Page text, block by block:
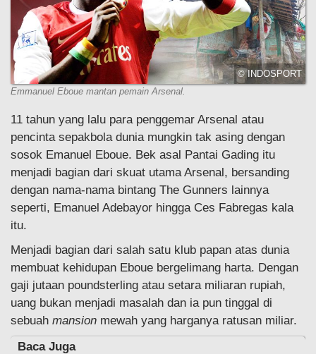
© INDOSPORT
Emmanuel Eboue mantan pemain Arsenal.
11 tahun yang lalu para penggemar Arsenal atau
pencinta sepakbola dunia mungkin tak asing dengan
sosok Emanuel Eboue. Bek asal Pantai Gading itu
menjadi bagian dari skuat utama Arsenal, bersanding
dengan nama-nama bintang The Gunners lainnya
seperti, Emanuel Adebayor hingga Ces Fabregas kala
itu.
Menjadi bagian dari salah satu klub papan atas dunia
membuat kehidupan Eboue bergelimang harta. Dengan
gaji jutaan poundsterling atau setara miliaran rupiah,
uang bukan menjadi masalah dan ia pun tinggal di
sebuah mansion mewah yang harganya ratusan miliar.
Baca Juga